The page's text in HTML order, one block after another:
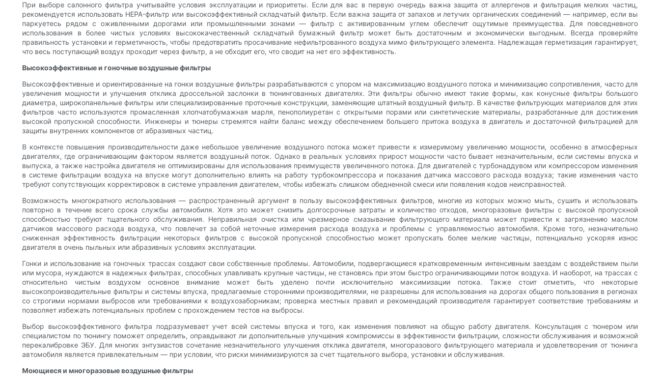
При выборе салонного фильтра учитывайте условия эксплуатации и приоритеты. Если для вас в первую очередь важна защита от аллергенов и фильтрация мелких частиц,
рекомендуется использовать HEPA-фильтр или высокоэффективный складчатый фильтр. Если важна защита от запахов и летучих органических соединений — например, если вы
паркуетесь рядом с оживленными дорогами или промышленными зонами — фильтр с активированным углем обеспечит ощутимые преимущества. Для повседневного
использования в более чистых условиях высококачественный складчатый бумажный фильтр может быть достаточным и экономически выгодным. Всегда проверяйте
правильность установки и герметичность, чтобы предотвратить просачивание нефильтрованного воздуха мимо фильтрующего элемента. Надлежащая герметизация гарантирует,
что весь поступающий воздух проходит через фильтр, а не обходит его, что сводит на нет его эффективность.
Высокоэффективные и гоночные воздушные фильтры
Высокоэффективные и ориентированные на гонки воздушные фильтры разрабатываются с упором на максимизацию воздушного потока и минимизацию сопротивления, часто для
увеличения мощности и улучшения отклика дроссельной заслонки в тюнингованных двигателях. Эти фильтры обычно имеют такие формы, как конусные фильтры большого
диаметра, широкопанельные фильтры или специализированные проточные конструкции, заменяющие штатный воздушный фильтр. В качестве фильтрующих материалов для этих
фильтров часто используются промасленная хлопчатобумажная марля, пенополиуретан с открытыми порами или синтетические материалы, разработанные для достижения
высокой пропускной способности. Инженеры и тюнеры стремятся найти баланс между обеспечением большего притока воздуха в двигатель и достаточной фильтрацией для
защиты внутренних компонентов от абразивных частиц.
В контексте повышения производительности даже небольшое увеличение воздушного потока может привести к измеримому увеличению мощности, особенно в атмосферных
двигателях, где ограничивающим фактором является воздушный поток. Однако в реальных условиях прирост мощности часто бывает незначительным, если системы впуска и
выпуска, а также настройка двигателя не оптимизированы для использования преимуществ увеличенного потока. Для двигателей с турбонаддувом или компрессором изменения
в системе фильтрации воздуха на впуске могут дополнительно влиять на работу турбокомпрессора и показания датчика массового расхода воздуха; такие изменения часто
требуют сопутствующих корректировок в системе управления двигателем, чтобы избежать слишком обедненной смеси или появления кодов неисправностей.
Возможность многократного использования — распространенный аргумент в пользу высокоэффективных фильтров, многие из которых можно мыть, сушить и использовать
повторно в течение всего срока службы автомобиля. Хотя это может снизить долгосрочные затраты и количество отходов, многоразовые фильтры с высокой пропускной
способностью требуют тщательного обслуживания. Неправильная очистка или чрезмерное смазывание фильтрующего материала может привести к загрязнению маслом
датчиков массового расхода воздуха, что повлечет за собой неточные измерения расхода воздуха и проблемы с управляемостью автомобиля. Кроме того, незначительно
сниженная эффективность фильтрации некоторых фильтров с высокой пропускной способностью может пропускать более мелкие частицы, потенциально ускоряя износ
двигателя в очень пыльных или абразивных условиях эксплуатации.
Гонки и использование на гоночных трассах создают свои собственные проблемы. Автомобили, подвергающиеся кратковременным интенсивным заездам с воздействием пыли
или мусора, нуждаются в надежных фильтрах, способных улавливать крупные частицы, не становясь при этом быстро ограничивающими поток воздуха. И наоборот, на трассах с
относительно чистым воздухом основное внимание может быть уделено почти исключительно максимизации потока. Также стоит отметить, что некоторые
высокопроизводительные фильтры и системы впуска, предлагаемые сторонними производителями, не разрешены для использования на дорогах общего пользования в регионах
со строгими нормами выбросов или требованиями к воздухозаборникам; проверка местных правил и рекомендаций производителя гарантирует соответствие требованиям и
позволяет избежать потенциальных проблем с прохождением тестов на выбросы.
Выбор высокоэффективного фильтра подразумевает учет всей системы впуска и того, как изменения повлияют на общую работу двигателя. Консультация с тюнером или
специалистом по тюнингу поможет определить, оправдывают ли дополнительные улучшения компромиссы в эффективности фильтрации, сложности обслуживания и возможной
перекалибровке ЭБУ. Для многих энтузиастов сочетание незначительного улучшения отклика двигателя, многоразового фильтрующего материала и удовлетворения от тюнинга
автомобиля является привлекательным — при условии, что риски минимизируются за счет тщательного выбора, установки и обслуживания.
Моющиеся и многоразовые воздушные фильтры